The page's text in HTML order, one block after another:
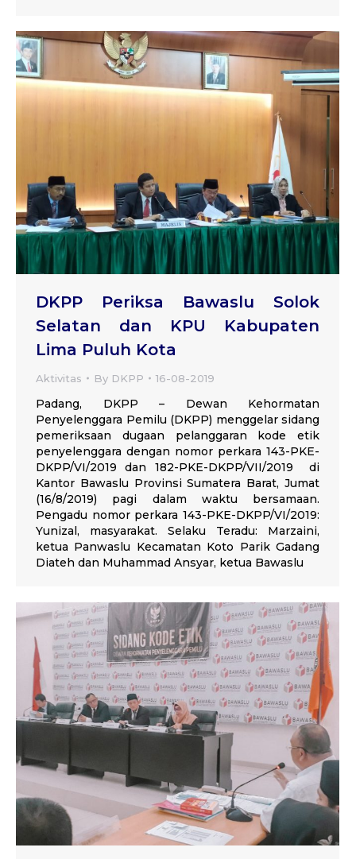
DKPP Periksa Bawaslu Solok
Selatan dan KPU Kabupaten
Lima Puluh Kota
Aktivitas By DKPP 16-08-2019
Padang, DKPP – Dewan Kehormatan
Penyelenggara Pemilu (DKPP) menggelar sidang
pemeriksaan dugaan pelanggaran kode etik
penyelenggara dengan nomor perkara 143-PKE-
DKPP/VI/2019 dan 182-PKE-DKPP/VII/2019 di
Kantor Bawaslu Provinsi Sumatera Barat, Jumat
(16/8/2019) pagi dalam waktu bersamaan.
Pengadu nomor perkara 143-PKE-DKPP/VI/2019:
Yunizal, masyarakat. Selaku Teradu: Marzaini,
ketua Panwaslu Kecamatan Koto Parik Gadang
Diateh dan Muhammad Ansyar, ketua Bawaslu